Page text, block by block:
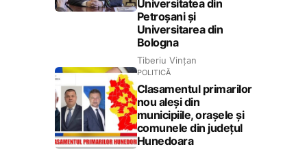
Universitatea din
Petroșani și
Universitarea din
Bologna
Tiberiu Vințan
POLITICĂ
Clasamentul primarilor
nou aleși din
municipiile, orașele și
comunele din județul
Hunedoara